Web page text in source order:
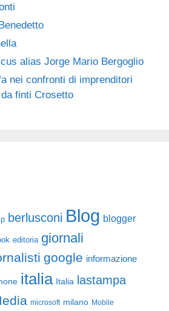
alias Jorge Mario Bergoglio
nei confronti di imprenditori
finti Crosetto
berlusconi Blog blogger
editoria giornali
google informazione
italia Italia lastampa
microsoft milano Mobile